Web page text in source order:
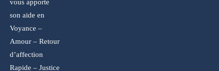
vous apporte
son aide en
Voyance –
Amour – Retour
d’affection
Rapide – Justice